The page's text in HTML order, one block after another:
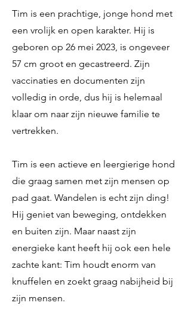
Tim is een prachtige, jonge hond met
een vrolijk en open karakter. Hij is
geboren op 26 mei 2023, is ongeveer
57 cm groot en gecastreerd. Zijn
vaccinaties en documenten zijn
volledig in orde, dus hij is helemaal
klaar om naar zijn nieuwe familie te
vertrekken.
Tim is een actieve en leergierige hond
die graag samen met zijn mensen op
pad gaat. Wandelen is echt zijn ding!
Hij geniet van beweging, ontdekken
en buiten zijn. Maar naast zijn
energieke kant heeft hij ook een hele
zachte kant: Tim houdt enorm van
knuffelen en zoekt graag nabijheid bij
zijn mensen.